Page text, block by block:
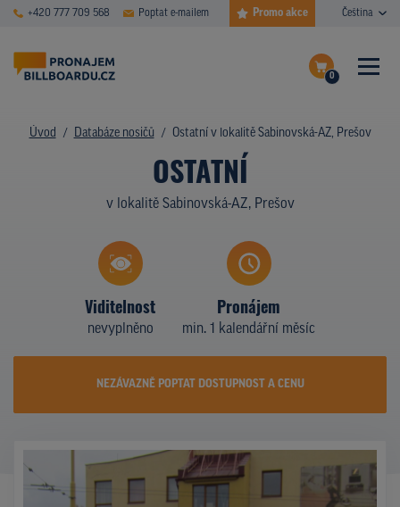
+420 777 709 568 Poptat e-mailem Promo akce Čeština
0
Dokončit poptávku
Zobrazit nosiče na mapě
ČASTÉ DOTAZY
DATABÁZE NOSIČŮ
PLOCHY V AKCI
Z PRAXE
KDO JSME
PROMO AKCE
Úvod Databáze nosičů Ostatní v lokalitě Sabinovská-AZ, Prešov
OSTATNÍ
v lokalitě Sabinovská-AZ, Prešov
Viditelnost
nevyplněno
Pronájem
min. 1 kalendářní měsíc
NEZÁVAZNĚ POPTAT DOSTUPNOST A CENU